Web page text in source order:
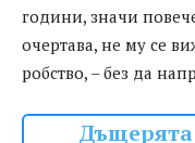
години, значи
очертава, не му се
робство, – без да
Дъщерята